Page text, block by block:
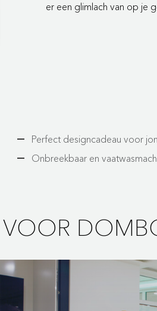
er een glimlach van op je
Perfect designcadeau voor
Onbreekbaar en